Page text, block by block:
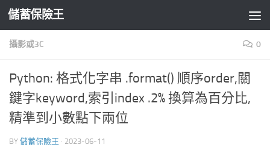
Skip to content
儲蓄保險王
攝影或3C 0
Python: 格式化字串 .format() 順序order,關
鍵字keyword,索引index .2% 換算為百分比,
精準到小數點下兩位
BY 儲蓄保險王 · 2023-06-11